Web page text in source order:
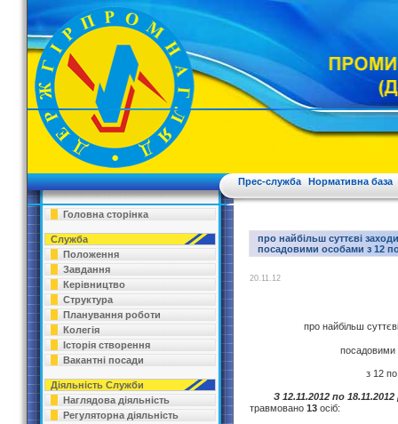
Прес-служба Нормативна база
Головна сторінка
Служба
Положення
Завдання
Керівництво
Структура
Планування роботи
Колегія
Історія створення
Вакантні посади
Діяльність Служби
Наглядова діяльність
Регуляторна діяльність
про найбільш суттєві
посадовими особами з 12
20.11.12
про найбільш
посадовими
з 12
З 12.11.2012 по 18.11.2012
травмовано 13 осіб: